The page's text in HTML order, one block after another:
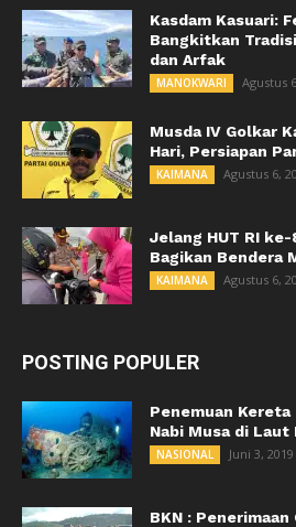
Kasdam Kasuari:
Bangkitkan
dan Arfak
MANOKWARI Agustus
Musda IV Golkar
Hari, Persiapan
KAIMANA Agustus 6,
Jelang HUT RI ke-
Bagikan Bendera
KAIMANA Agustus 6,
POSTING POPULER
Penemuan
Nabi Musa di Laut
NASIONAL Juni 3, 2019
BKN : Penerimaan